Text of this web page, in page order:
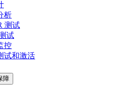
析
测试
试
控
试和激活
障